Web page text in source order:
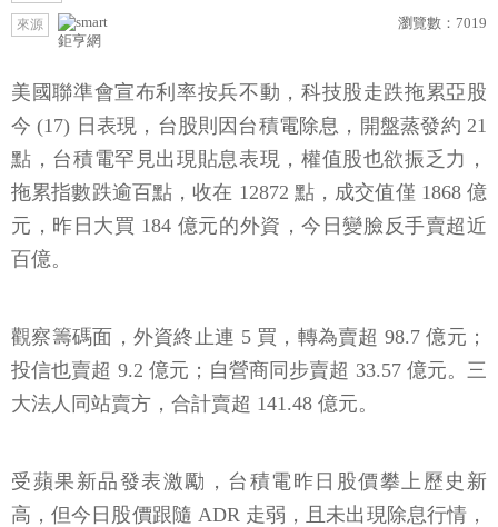
來源
鉅亨網
瀏覽數： 7019
美國聯準會宣布利率按兵不動，科技股走跌拖累亞股
今 (17) 日表現，台股則因台積電除息，開盤蒸發約 21
點，台積電罕見出現貼息表現，權值股也欲振乏力，
拖累指數跌逾百點，收在 12872 點，成交值僅 1868 億
元，昨日大買 184 億元的外資，今日變臉反手賣超近
百億。
觀察籌碼面，外資終止連 5 買，轉為賣超 98.7 億元；
投信也賣超 9.2 億元；自營商同步賣超 33.57 億元。三
大法人同站賣方，合計賣超 141.48 億元。
受蘋果新品發表激勵，台積電昨日股價攀上歷史新
高，但今日股價跟隨 ADR 走弱，且未出現除息行情，